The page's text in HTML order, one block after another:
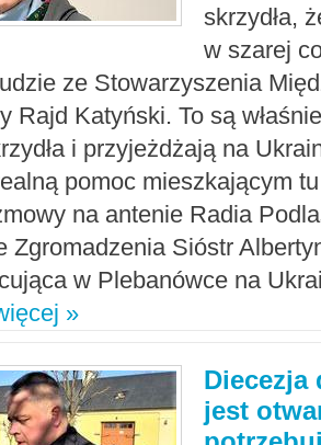
skrzydła,
w szarej
ze Stowarzyszenia
Rajd Katyński. To są
i przyjeżdżają na
pomoc mieszkającym
na antenie Radia
Zgromadzenia Sióstr
w Plebanówce na
»
Diecezja
jest